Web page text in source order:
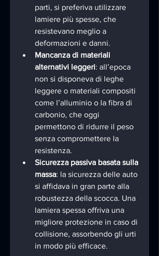
parti, si preferiva utilizzare
lamiere più spesse, che
resistevano meglio a
deformazioni e danni.
Mancanza di materiali
alternativi leggeri: all’epoca
non si disponeva di leghe
leggere o materiali compositi
come l’alluminio o la fibra di
carbonio, che oggi
permettono di ridurre il peso
senza compromettere la
resistenza.
Sicurezza passiva basata sulla
massa: la sicurezza delle auto
si affidava in gran parte alla
robustezza della scocca. Una
lamiera spessa offriva una
migliore protezione in caso di
collisione, assorbendo gli urti
in modo più efficace.